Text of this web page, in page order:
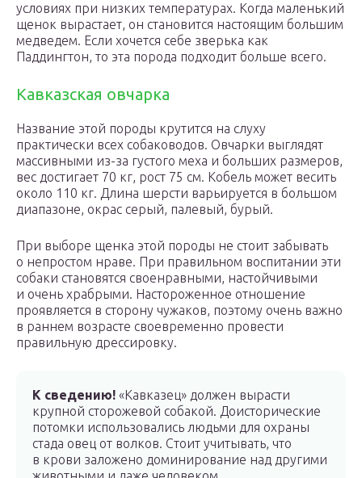
условиях при низких температурах. Когда маленький
щенок вырастает, он становится настоящим большим
медведем. Если хочется себе зверька как
Паддингтон, то эта порода подходит больше всего.
Кавказская овчарка
Название этой породы крутится на слуху
практически всех собаководов. Овчарки выглядят
массивными из-за густого меха и больших размеров,
вес достигает 70 кг, рост 75 см. Кобель может весить
около 110 кг. Длина шерсти варьируется в большом
диапазоне, окрас серый, палевый, бурый.
При выборе щенка этой породы не стоит забывать
о непростом нраве. При правильном воспитании эти
собаки становятся своенравными, настойчивыми
и очень храбрыми. Настороженное отношение
проявляется в сторону чужаков, поэтому очень важно
в раннем возрасте своевременно провести
правильную дрессировку.
К сведению! «Кавказец» должен вырасти
крупной сторожевой собакой. Доисторические
потомки использовались людьми для охраны
стада овец от волков. Стоит учитывать, что
в крови заложено доминирование над другими